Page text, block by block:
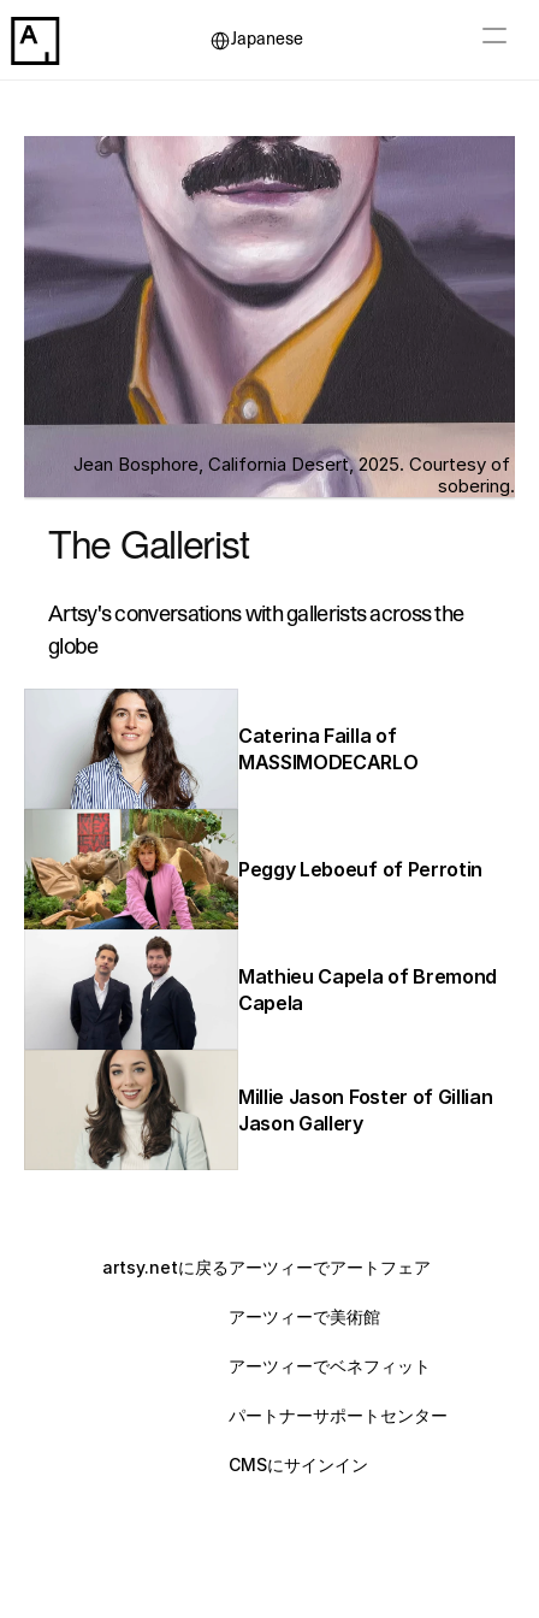
Japanese
The Gallerist
Artsy's conversations with gallerists across the
globe
Jean Bosphore, California Desert, 2025. Courtesy of
sobering.
Caterina Failla of
MASSIMODECARLO
Peggy Leboeuf of Perrotin
Mathieu Capela of Bremond
Capela
Millie Jason Foster of Gillian
Jason Gallery
artsy.netに戻るアーツィーでアートフェア
アーツィーで美術館
アーツィーでベネフィット
パートナーサポートセンター
CMSにサインイン